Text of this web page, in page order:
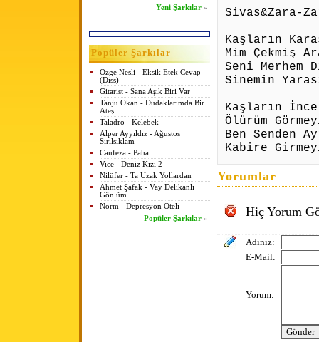
Yeni Şarkılar »
Popüler Şarkılar
Özge Nesli - Eksik Etek Cevap
(Diss)
Gitarist - Sana Aşık Biri Var
Tanju Okan - Dudaklarımda Bir
Ateş
Taladro - Kelebek
Alper Ayyıldız - Ağustos
Sırılsıklam
Canfeza - Paha
Vice - Deniz Kızı 2
Nilüfer - Ta Uzak Yollardan
Ahmet Şafak - Vay Delikanlı
Gönlüm
Norm - Depresyon Oteli
Popüler Şarkılar »
Sivas&Zara-
Kaşların
Mim Çekmiş
Seni Merhem
Sinemin
Kaşların
Ölürüm
Ben Senden
Kabire
Yorumlar
Hiç Yorum
Adınız:
E-Mail:
Yorum: